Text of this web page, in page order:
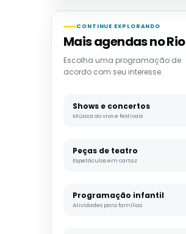
CONTINUE EXPLORANDO
Mais agendas no Rio
Escolha uma programação de
acordo com seu interesse.
Shows e concertos
Música ao vivo e festivais
Peças de teatro
Espetáculos em cartaz
Programação infantil
Atividades para famílias